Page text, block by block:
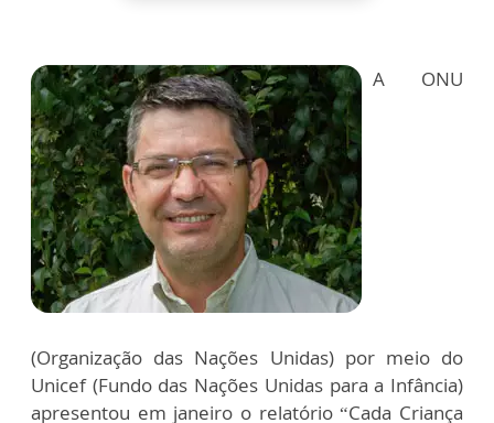
A ONU
(Organização das Nações Unidas) por meio do
Unicef (Fundo das Nações Unidas para a Infância)
apresentou em janeiro o relatório “Cada Criança